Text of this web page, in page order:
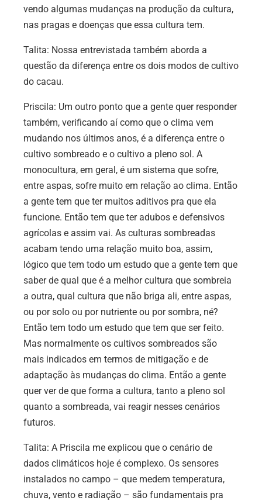
vendo algumas mudanças na produção da cultura,
nas pragas e doenças que essa cultura tem.
Talita: Nossa entrevistada também aborda a
questão da diferença entre os dois modos de cultivo
do cacau.
Priscila: Um outro ponto que a gente quer responder
também, verificando aí como que o clima vem
mudando nos últimos anos, é a diferença entre o
cultivo sombreado e o cultivo a pleno sol. A
monocultura, em geral, é um sistema que sofre,
entre aspas, sofre muito em relação ao clima. Então
a gente tem que ter muitos aditivos pra que ela
funcione. Então tem que ter adubos e defensivos
agrícolas e assim vai. As culturas sombreadas
acabam tendo uma relação muito boa, assim,
lógico que tem todo um estudo que a gente tem que
saber de qual que é a melhor cultura que sombreia
a outra, qual cultura que não briga ali, entre aspas,
ou por solo ou por nutriente ou por sombra, né?
Então tem todo um estudo que tem que ser feito.
Mas normalmente os cultivos sombreados são
mais indicados em termos de mitigação e de
adaptação às mudanças do clima. Então a gente
quer ver de que forma a cultura, tanto a pleno sol
quanto a sombreada, vai reagir nesses cenários
futuros.
Talita: A Priscila me explicou que o cenário de
dados climáticos hoje é complexo. Os sensores
instalados no campo – que medem temperatura,
chuva, vento e radiação – são fundamentais pra